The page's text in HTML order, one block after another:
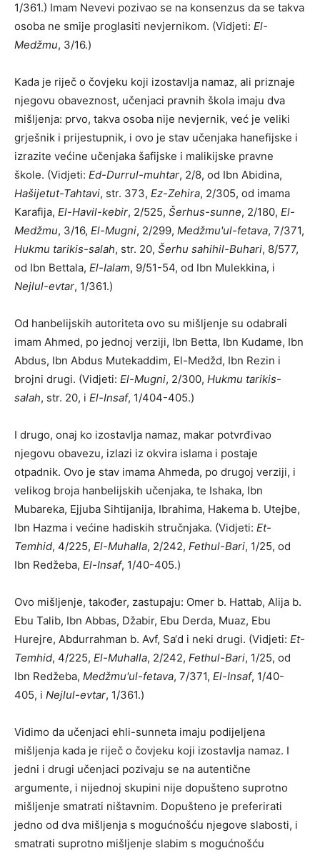
1/361.) Imam Nevevi pozivao se na konsenzus da se takva
osoba ne smije proglasiti nevjernikom. (Vidjeti: El-
Medžmu, 3/16.)
Kada je riječ o čovjeku koji izostavlja namaz, ali priznaje
njegovu obaveznost, učenjaci pravnih škola imaju dva
mišljenja: prvo, takva osoba nije nevjernik, već je veliki
grješnik i prijestupnik, i ovo je stav učenjaka hanefijske i
izrazite većine učenjaka šafijske i malikijske pravne
škole. (Vidjeti: Ed-Durrul-muhtar, 2/8, od Ibn Abidina,
Hašijetut-Tahtavi, str. 373, Ez-Zehira, 2/305, od imama
Karafija, El-Havil-kebir, 2/525, Šerhus-sunne, 2/180, El-
Medžmu, 3/16, El-Mugni, 2/299, Medžmu'ul-fetava, 7/371,
Hukmu tarikis-salah, str. 20, Šerhu sahihil-Buhari, 8/577,
od Ibn Bettala, El-Ialam, 9/51-54, od Ibn Mulekkina, i
Nejlul-evtar, 1/361.)
Od hanbelijskih autoriteta ovo su mišljenje su odabrali
imam Ahmed, po jednoj verziji, Ibn Betta, Ibn Kudame, Ibn
Abdus, Ibn Abdus Mutekaddim, El-Medžd, Ibn Rezin i
brojni drugi. (Vidjeti: El-Mugni, 2/300, Hukmu tarikis-
salah, str. 20, i El-Insaf, 1/404-405.)
I drugo, onaj ko izostavlja namaz, makar potvrđivao
njegovu obavezu, izlazi iz okvira islama i postaje
otpadnik. Ovo je stav imama Ahmeda, po drugoj verziji, i
velikog broja hanbelijskih učenjaka, te Ishaka, Ibn
Mubareka, Ejjuba Sihtijanija, Ibrahima, Hakema b. Utejbe,
Ibn Hazma i većine hadiskih stručnjaka. (Vidjeti: Et-
Temhid, 4/225, El-Muhalla, 2/242, Fethul-Bari, 1/25, od
Ibn Redžeba, El-Insaf, 1/40-405.)
Ovo mišljenje, također, zastupaju: Omer b. Hattab, Alija b.
Ebu Talib, Ibn Abbas, Džabir, Ebu Derda, Muaz, Ebu
Hurejre, Abdurrahman b. Avf, Sa‘d i neki drugi. (Vidjeti: Et-
Temhid, 4/225, El-Muhalla, 2/242, Fethul-Bari, 1/25, od
Ibn Redžeba, Medžmu'ul-fetava, 7/371, El-Insaf, 1/40-
405, i Nejlul-evtar, 1/361.)
Vidimo da učenjaci ehli-sunneta imaju podijeljena
mišljenja kada je riječ o čovjeku koji izostavlja namaz. I
jedni i drugi učenjaci pozivaju se na autentične
argumente, i nijednoj skupini nije dopušteno suprotno
mišljenje smatrati ništavnim. Dopušteno je preferirati
jedno od dva mišljenja s mogućnošću njegove slabosti, i
smatrati suprotno mišljenje slabim s mogućnošću